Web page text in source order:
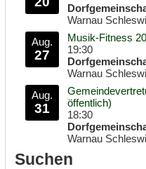
Warnau
Aug.
27
Musik-Fitness
19:30
Warnau
Aug.
31
öffentlich)
18:30
Warnau
Suchen